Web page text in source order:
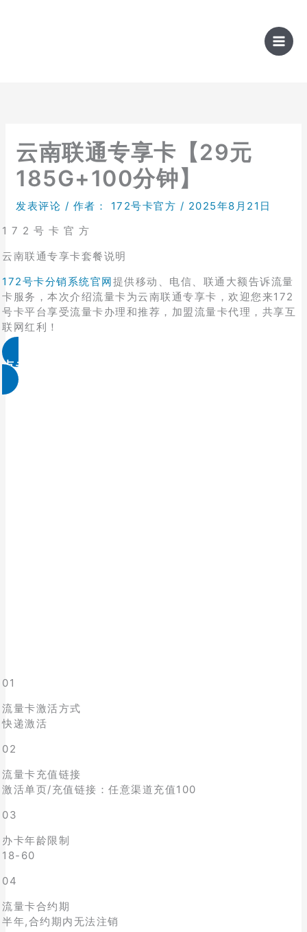
云南联通专享卡【29元
185G+100分钟】
发表评论 / 作者： 172号卡官方 / 2025年8月21日
1 7 2 号 卡 官 方
云南联通专享卡套餐说明
172号卡分销系统官网提供移动、电信、联通大额告诉流量
卡服务，本次介绍流量卡为云南联通专享卡，欢迎您来172
号卡平台享受流量卡办理和推荐，加盟流量卡代理，共享互
联网红利！
点击免费领取
01
流量卡激活方式
快递激活
02
流量卡充值链接
激活单页/充值链接：任意渠道充值100
03
办卡年龄限制
18-60
04
流量卡合约期
半年,合约期内无法注销